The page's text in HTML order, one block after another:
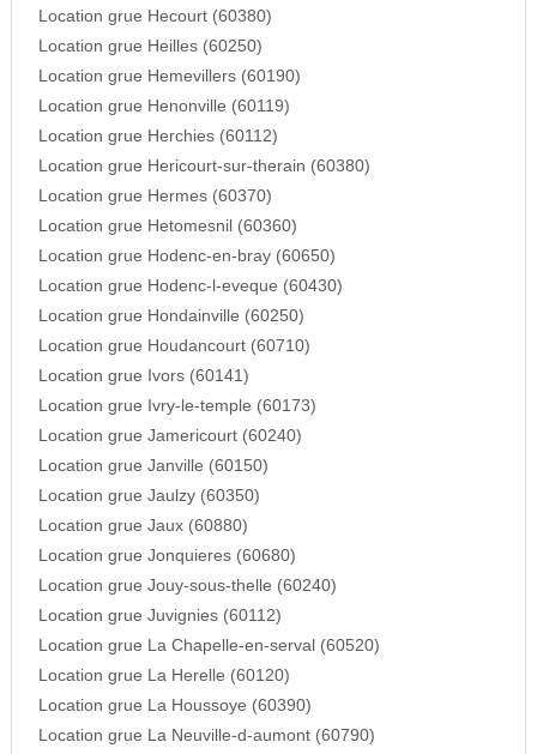
Location grue Hecourt (60380)
Location grue Heilles (60250)
Location grue Hemevillers (60190)
Location grue Henonville (60119)
Location grue Herchies (60112)
Location grue Hericourt-sur-therain (60380)
Location grue Hermes (60370)
Location grue Hetomesnil (60360)
Location grue Hodenc-en-bray (60650)
Location grue Hodenc-l-eveque (60430)
Location grue Hondainville (60250)
Location grue Houdancourt (60710)
Location grue Ivors (60141)
Location grue Ivry-le-temple (60173)
Location grue Jamericourt (60240)
Location grue Janville (60150)
Location grue Jaulzy (60350)
Location grue Jaux (60880)
Location grue Jonquieres (60680)
Location grue Jouy-sous-thelle (60240)
Location grue Juvignies (60112)
Location grue La Chapelle-en-serval (60520)
Location grue La Herelle (60120)
Location grue La Houssoye (60390)
Location grue La Neuville-d-aumont (60790)